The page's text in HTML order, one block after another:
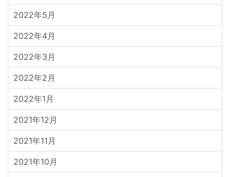
2022年5月
2022年4月
2022年3月
2022年2月
2022年1月
2021年12月
2021年11月
2021年10月